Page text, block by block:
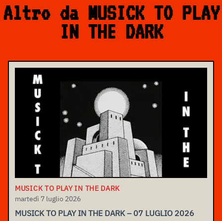
Altro da MUSICK TO PLAY
IN THE DARK
MUSICK TO PLAY IN THE DARK
martedì 7 luglio 2026
MUSICK TO PLAY IN THE DARK – 07 LUGLIO 2026